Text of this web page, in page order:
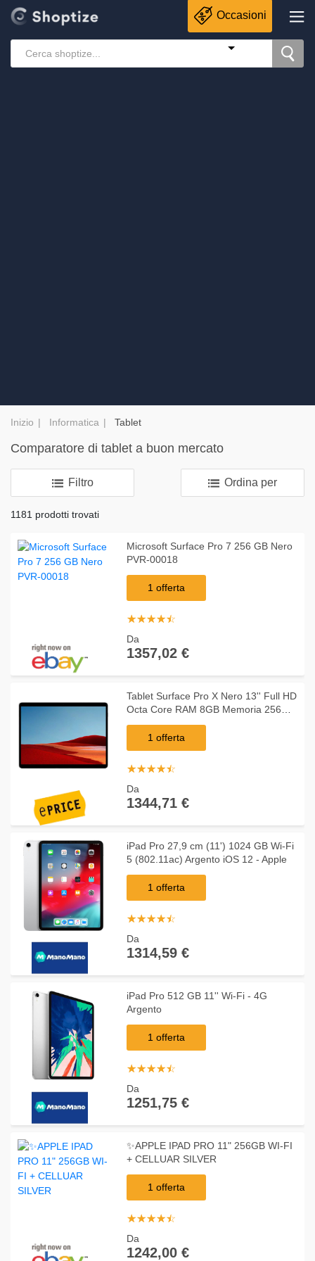
Occasioni
Inizio Informatica Tablet
Comparatore di tablet a buon mercato
Filtro Ordina per
1181 prodotti trovati
Microsoft Surface Pro 7 256 GB Nero
PVR-00018
1 offerta
☆☆☆☆☆
★★★★★
Da
1357,02 €
Tablet Surface Pro X Nero 13'' Full HD
Octa Core RAM 8GB Memoria 256
GB Wi-Fi - 4G Fotocamera 10Mpx
Windows 10 Home
1 offerta
☆☆☆☆☆
★★★★★
Da
1344,71 €
iPad Pro 27,9 cm (11') 1024 GB Wi-Fi
5 (802.11ac) Argento iOS 12 - Apple
1 offerta
☆☆☆☆☆
★★★★★
Da
1314,59 €
iPad Pro 512 GB 11'' Wi-Fi - 4G
Argento
1 offerta
☆☆☆☆☆
★★★★★
Da
1251,75 €
✨APPLE IPAD PRO 11" 256GB WI-FI
+ CELLUAR SILVER
1 offerta
☆☆☆☆☆
★★★★★
Da
1242,00 €